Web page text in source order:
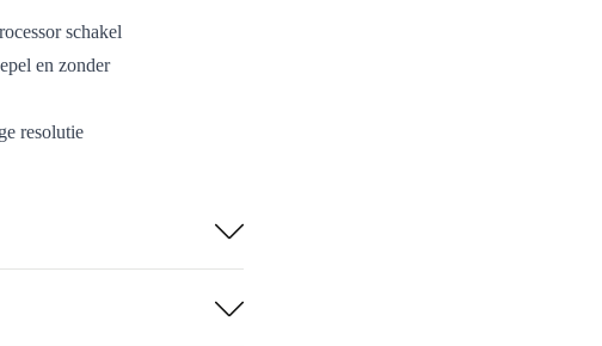
schakel
en zonder
resolutie
en 13
daglicht en ’s